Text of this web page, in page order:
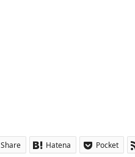
Share Hatena Pocket